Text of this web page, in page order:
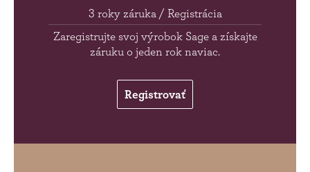
3 roky záruka / Registrácia
Zaregistrujte svoj výrobok Sage a získajte
záruku o jeden rok naviac.
Registrovať